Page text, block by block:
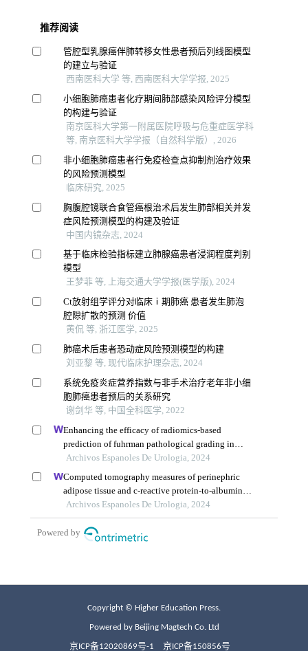
Copyright © Higher Education Press.
Powered by Beijing Magtech Co. Ltd
京ICP备12020869号-1 京ICP备150856号